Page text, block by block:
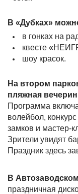
В «Дубках»
в гонках на
квесте
шоу красок.
На втором
пляжная
Программа
волейбол,
замков и мастер-
Зрители увидят
Праздник здесь
В
праздничная